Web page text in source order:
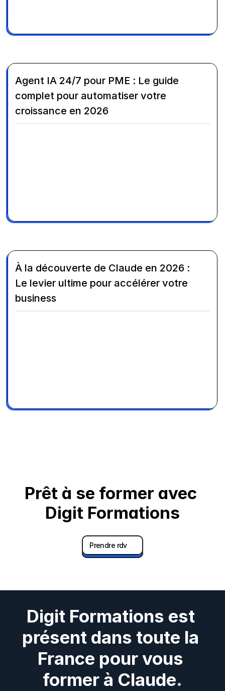
Agent IA 24/7 pour PME : Le guide
complet pour automatiser votre
croissance en 2026
À la découverte de Claude en 2026 :
Le levier ultime pour accélérer votre
business
Prêt à se former avec
Digit Formations
Prendre rdv
Digit Formations est
présent dans toute la
France pour vous
former à Claude.